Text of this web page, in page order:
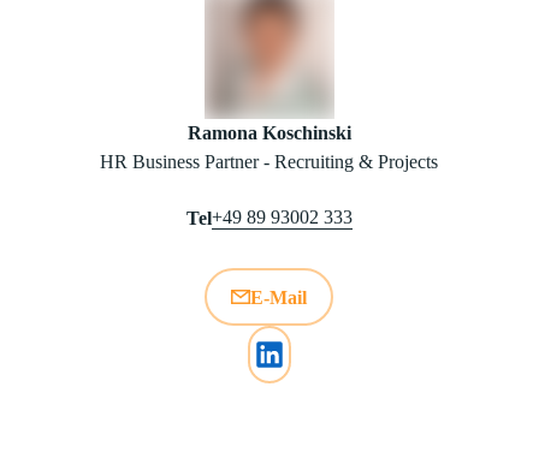
Ramona Koschinski
HR Business Partner - Recruiting & Projects
Tel+49 89 93002 333
E-Mail